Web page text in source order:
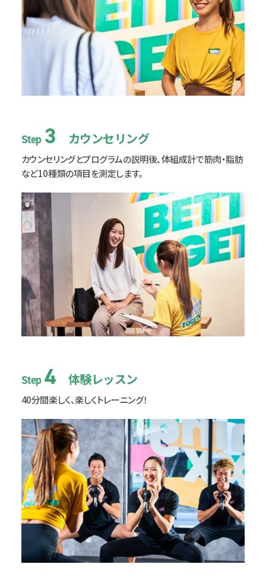
Step 3 カウンセリング
カウンセリングとプログラムの説明後、体組成計で筋肉・脂肪
など10種類の項目を測定します。
Step 4 体験レッスン
40分間楽しく、楽しくトレーニング！